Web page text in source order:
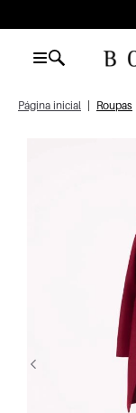
Página inicial Roupas